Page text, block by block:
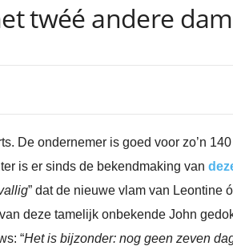
twéé andere
De ondernemer is goed voor zo’n
is er sinds de bekendmaking van
” dat de nieuwe vlam van Leontine
deze tamelijk onbekende John
“Het is bijzonder: nog geen zeven